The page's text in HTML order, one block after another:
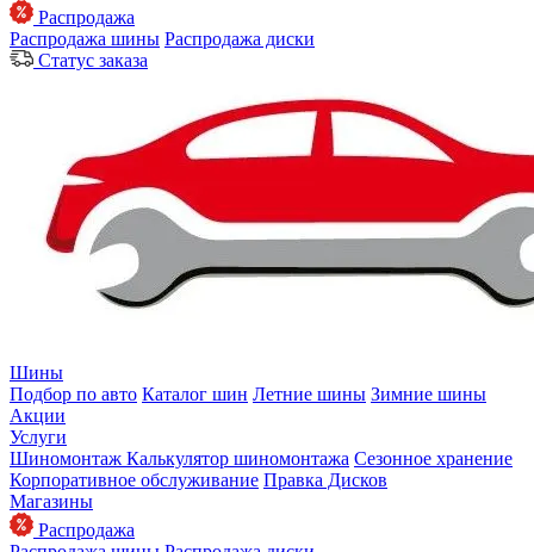
Распродажа
Распродажа шины Распродажа диски
Статус заказа
Шины
Подбор по авто Каталог шин Летние шины Зимние шины
Акции
Услуги
Шиномонтаж Калькулятор шиномонтажа Сезонное хранение
Корпоративное обслуживание Правка Дисков
Магазины
Распродажа